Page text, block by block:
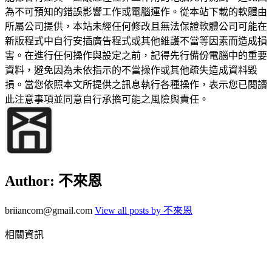
為不可預知的錯誤影響工作或電腦運作。從本站下載的軟體由
所屬公司提供，本站未經任何修改且無法保證軟體公司可能在
新版程式中自行安插廣告程式或其他維護不當等因素而造成損
害。在進行任何操作與設定之前，記得先行備份電腦中的重要
資料，避免因為未依指示的不當操作或其他疏失造成資料毀
損。當您依照本文所提供之訊息執行各種操作，表示您已閱讀
此注意事項並同意自行承擔可能之風險與責任。
Author: 不來恩
briiancom@gmail.com View all posts by 不來恩
相關資訊